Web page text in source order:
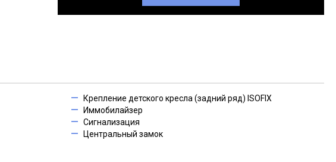
Крепление детского кресла (задний ряд) ISOFIX
Иммобилайзер
Сигнализация
Центральный замок